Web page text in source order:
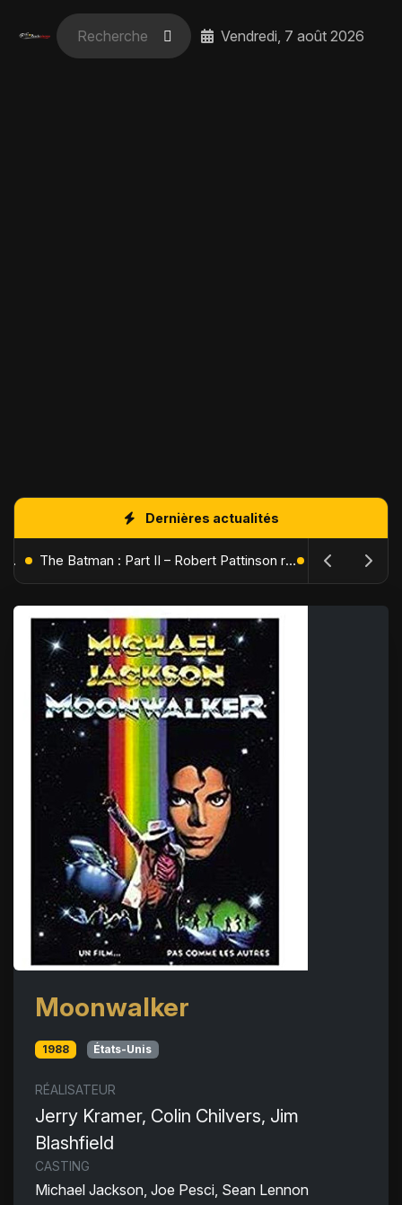
Vendredi, 7 août 2026
Dernières actualités
L'Âge de Glace : Le Réveil du Volcan – Manny, Sid et Diego de retour pour une aventure explosive The Batman : Part II – Robert Pattinson replonge dans les ténèbres de Gotham dès octobre 2027
Moonwalker
1988 États-Unis
RÉALISATEUR
Jerry Kramer, Colin Chilvers, Jim
Blashfield
CASTING
Michael Jackson, Joe Pesci, Sean Lennon